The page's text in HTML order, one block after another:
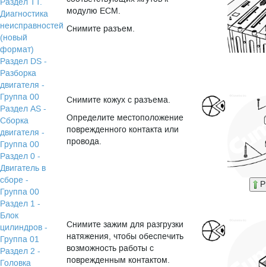
Диагностика
неисправностей
(новый
формат)
Раздел DS -
Разборка
двигателя -
Группа 00
Раздел АS -
Сборка
двигателя -
Группа 00
Раздел 0 -
Двигатель в
сборе -
Группа 00
Раздел 1 -
Блок
цилиндров -
Группа 01
Раздел 2 -
Головка
модулю ECM.
Снимите разъем.
Снимите кожух с разъема.
Определите местоположение
поврежденного контакта или
провода.
Снимите зажим для разгрузки
натяжения, чтобы обеспечить
возможность работы с
поврежденным контактом.